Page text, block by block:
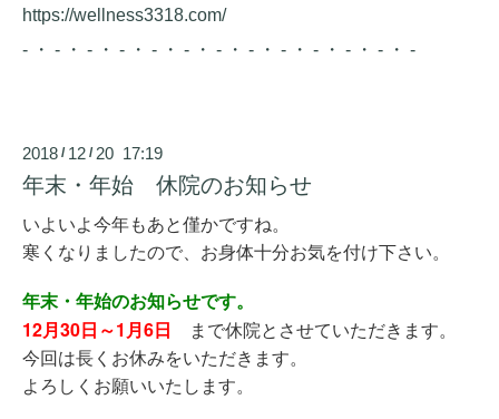
https://wellness3318.com/
- ・ - ・ - ・ - ・ - ・ - ・ - ・ - ・ - ・ - ・ - ・ - ・ -
2018 / 12 / 20 17:19
年末・年始 休院のお知らせ
いよいよ今年もあと僅かですね。
寒くなりましたので、お身体十分お気を付け下さい。
年末・年始のお知らせです。
12月30日～1月6日 まで休院とさせていただきます。
今回は長くお休みをいただきます。
よろしくお願いいたします。